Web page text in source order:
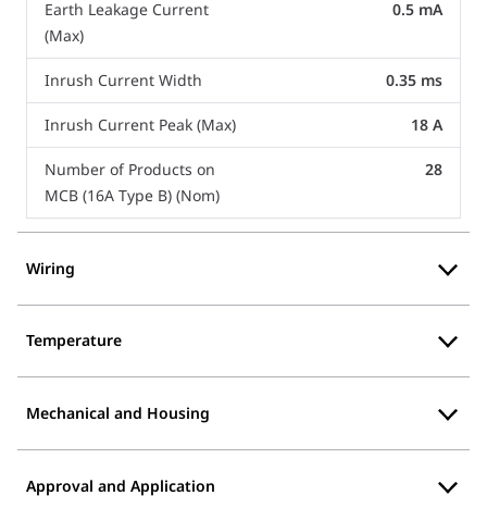
Earth Leakage Current
(Max)
0.5 mA
Inrush Current Width 0.35 ms
Inrush Current Peak (Max) 18 A
Number of Products on
MCB (16A Type B) (Nom)
28
Wiring
Temperature
Mechanical and Housing
Approval and Application